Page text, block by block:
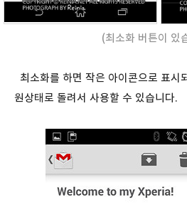
(최소화 버튼이 있
최소화를 하면 작은 아이콘으로 표시
원상태로 돌려서 사용할 수 있습니다.